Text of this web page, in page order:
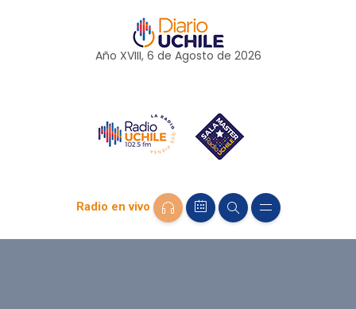
Año XVIII, 6 de Agosto de 2026
Radio en vivo